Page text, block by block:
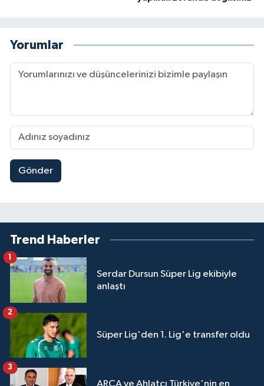
Yorumlar
Gönder
Trend Haberler
Serdar Dursun Süper Lig ekibiyle
anlaştı
1
Süper Lig'den 1. Lig'e transfer oldu
2
3